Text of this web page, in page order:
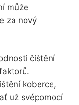
může
za nový
čištění
koberce,
už svépomocí